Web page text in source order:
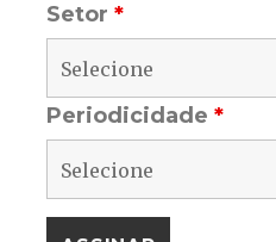
Setor*
Periodicidade*